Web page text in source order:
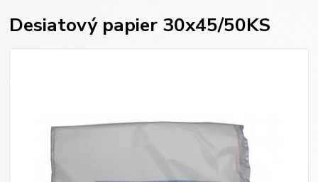
Desiatový papier 30x45/50KS